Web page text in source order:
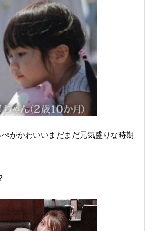
がかわいいまだまだ元気盛りな時期